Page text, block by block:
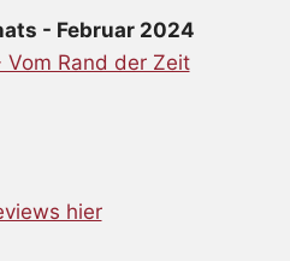
- Februar 2024
Vom Rand der Zeit
hier